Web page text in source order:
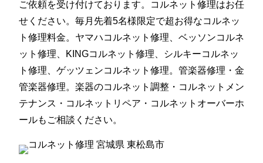
ご依頼を受け付けております。コルネット修理はお任
せください。毎月先着5名様限定で超お得なコルネッ
ト修理料金。ヤマハコルネット修理、ベッソンコルネ
ット修理、KINGコルネット修理、シルキーコルネッ
ト修理、ゲッツェンコルネット修理。管楽器修理・金
管楽器修理。楽器のコルネット調整・コルネットメン
テナンス・コルネットリペア・コルネットオーバーホ
ールもご相談ください。